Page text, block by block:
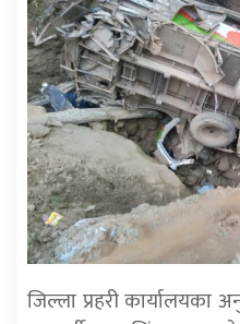
जिल्ला प्रहरी कार्यालयका